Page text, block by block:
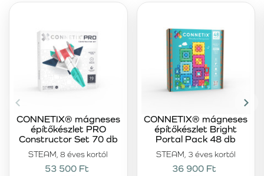
STEAM, 8 éves kortól
CONNETIX® mágneses
építőkészlet PRO
Constructor Set 70 db
53 500 Ft
STEAM, 3 éves kortól
CONNETIX® mágneses
építőkészlet Bright
Portal Pack 48 db
36 900 Ft